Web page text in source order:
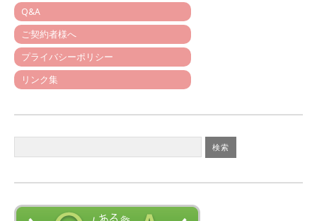
Q&A
ご契約者様へ
プライバシーポリシー
リンク集